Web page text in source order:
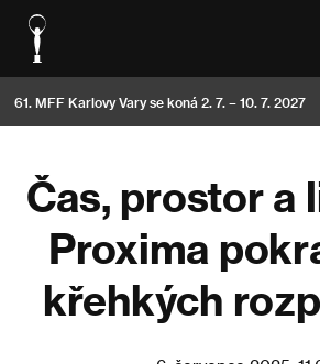
61. MFF Karlovy Vary se koná 2. 7. – 10. 7. 2027
Čas, prostor a
Proxima
křehkých